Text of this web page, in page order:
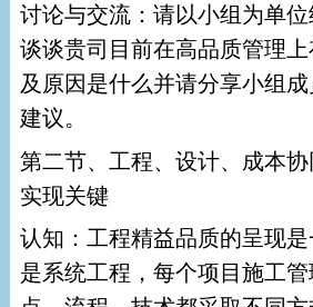
讨论与交流：请以小组为单位
谈谈贵司目前在高品质管理
及原因是什么并请分享小组
建议。
第二节、工程、设计、成本
实现关键
认知：工程精益品质的呈现
是系统工程，每个项目施工